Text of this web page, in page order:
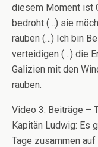
diesem Moment ist
bedroht (…) sie
rauben (…) Ich bin
verteidigen (…) die
Galizien mit den
rauben.
Video 3: Beiträge –
Kapitän Ludwig: Es
Tage zusammen